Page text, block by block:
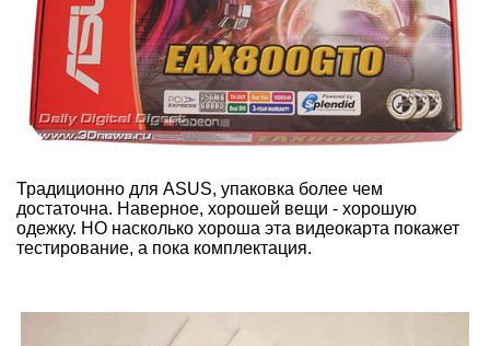
Традиционно для ASUS, упаковка более чем
достаточна. Наверное, хорошей вещи - хорошую
одежку. НО насколько хороша эта видеокарта покажет
тестирование, а пока комплектация.